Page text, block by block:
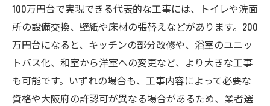
100万円台で実現できる代表的な工事には、トイレや洗面
所の設備交換、壁紙や床材の張替えなどがあります。200
万円台になると、キッチンの部分改修や、浴室のユニッ
トバス化、和室から洋室への変更など、より大きな工事
も可能です。いずれの場合も、工事内容によって必要な
資格や大阪府の許認可が異なる場合があるため、業者選